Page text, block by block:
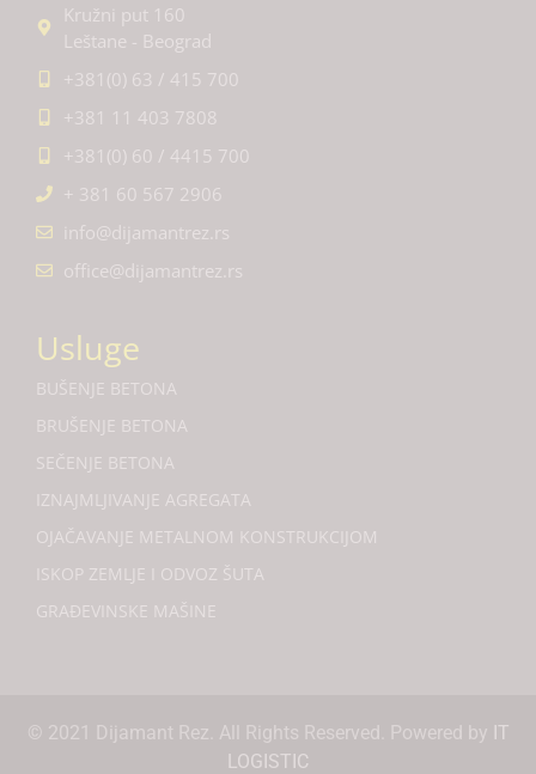
Kružni put 160
Leštane - Beograd
+381(0) 63 / 415 700
+381 11 403 7808
+381(0) 60 / 4415 700
+ 381 60 567 2906
info@dijamantrez.rs
office@dijamantrez.rs
Usluge
BUŠENJE BETONA
BRUŠENJE BETONA
SEČENJE BETONA
IZNAJMLJIVANJE AGREGATA
OJAČAVANJE METALNOM KONSTRUKCIJOM
ISKOP ZEMLJE I ODVOZ ŠUTA
GRAĐEVINSKE MAŠINE
© 2021 Dijamant Rez. All Rights Reserved. Powered by IT
LOGISTIC